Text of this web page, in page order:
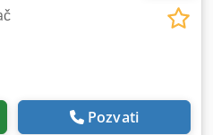
Pozvati